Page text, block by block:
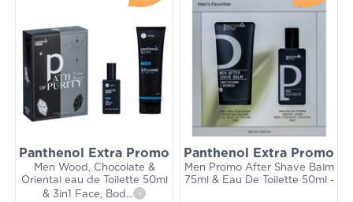
Panthenol Extra Promo
Men Wood, Chocolate &
Oriental eau de Toilette 50ml
& 3in1 Face, Bod ... i
Panthenol Extra Promo
Men Promo After Shave Balm
75ml & Eau De Toilette 50ml -